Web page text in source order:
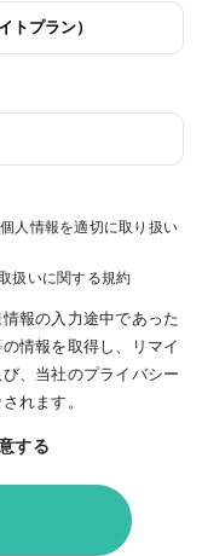
人情報を適切に取り扱い
扱いに関する規約
報の入力途中であった
情報を取得し、リマイ
、当社のプライバシー
れます。
する